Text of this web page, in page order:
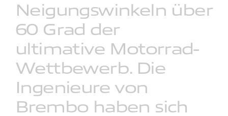
Neigungswinkeln über
60 Grad der
ultimative Motorrad-
Wettbewerb. Die
Ingenieure von
Brembo haben sich